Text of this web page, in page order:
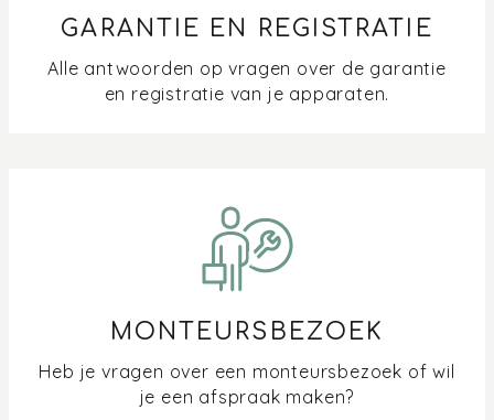
GARANTIE EN REGISTRATIE
Alle antwoorden op vragen over de garantie
en registratie van je apparaten.
MONTEURSBEZOEK
Heb je vragen over een monteursbezoek of wil
je een afspraak maken?